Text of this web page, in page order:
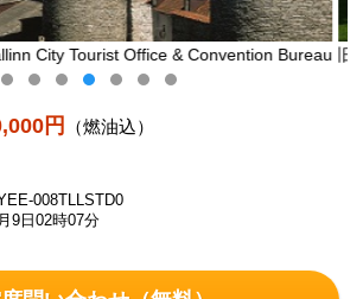
旧市街入口・ヴィル門/Tallinn City Tourist
円 （燃油込）
008TLLSTD0
9日02時07分